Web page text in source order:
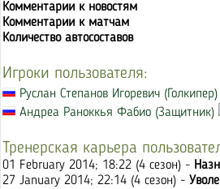
Комментарии к новостям
Комментарии к матчам
Количество автосоставов
Игроки пользователя:
Руслан Степанов Игоревич (Голкипер)
Андреа Раноккья Фабио (Защитник)
Тренерская карьера
01 February 2014; 18:22 (4 сезон) -
27 January 2014; 22:14 (4 сезон) -